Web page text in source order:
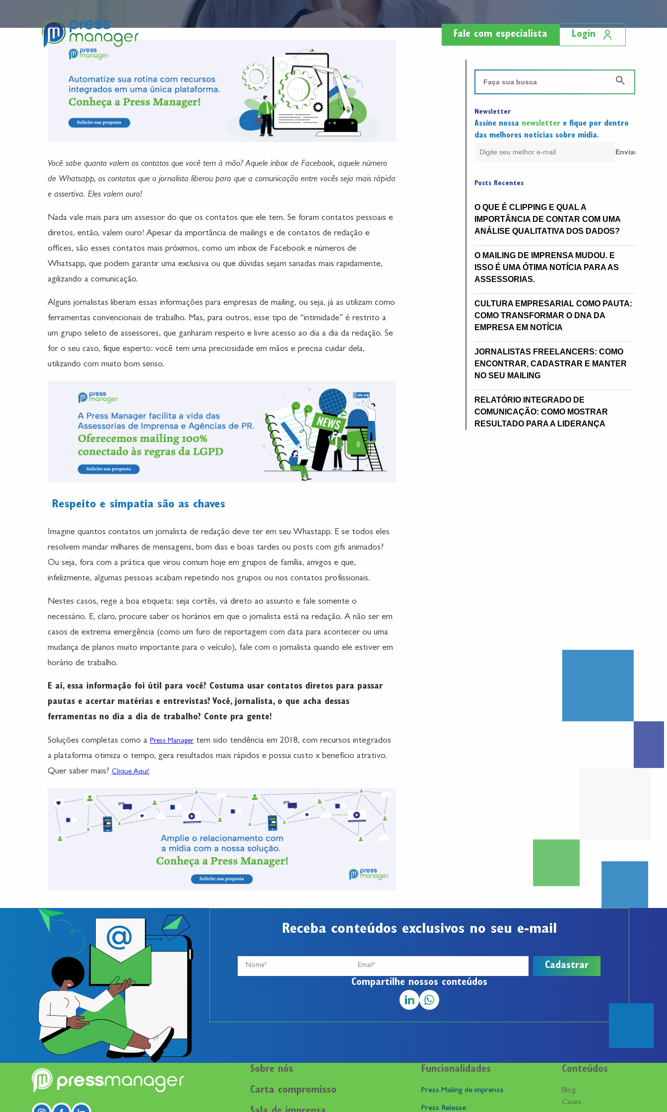
Fale com especialista Login
Você sabe quanto valem os contatos que você tem à mão? Aquele inbox de Facebook, aquele número
de Whatsapp, os contatos que o jornalista liberou para que a comunicação entre vocês seja mais rápida
e assertiva. Eles valem ouro!
Nada vale mais para um assessor do que os contatos que ele tem. Se foram contatos pessoais e
diretos, então, valem ouro! Apesar da importância de mailings e de contatos de redação e
offices, são esses contatos mais próximos, como um inbox de Facebook e números de
Whatsapp, que podem garantir uma exclusiva ou que dúvidas sejam sanadas mais rapidamente,
agilizando a comunicação.
Alguns jornalistas liberam essas informações para empresas de mailing, ou seja, já as utilizam como
ferramentas convencionais de trabalho. Mas, para outros, esse tipo de “intimidade” é restrito a
um grupo seleto de assessores, que ganharam respeito e livre acesso ao dia a dia da redação. Se
for o seu caso, fique esperto: você tem uma preciosidade em mãos e precisa cuidar dela,
utilizando com muito bom senso.
Respeito e simpatia são as chaves
Imagine quantos contatos um jornalista de redação deve ter em seu Whastapp. E se todos eles
resolvem mandar milhares de mensagens, bom dias e boas tardes ou posts com gifs animados?
Ou seja, fora com a prática que virou comum hoje em grupos de família, amigos e que,
infelizmente, algumas pessoas acabam repetindo nos grupos ou nos contatos profissionais.
Nestes casos, rege a boa etiqueta: seja cortês, vá direto ao assunto e fale somente o
necessário. E, claro, procure saber os horários em que o jornalista está na redação. A não ser em
casos de extrema emergência (como um furo de reportagem com data para acontecer ou uma
mudança de planos muito importante para o veículo), fale com o jornalista quando ele estiver em
horário de trabalho.
E aí, essa informação foi útil para você? Costuma usar contatos diretos para passar
pautas e acertar matérias e entrevistas? Você, jornalista, o que acha dessas
ferramentas no dia a dia de trabalho? Conte pra gente!
Soluções completas como a Press Managertem sido tendência em 2018, com recursos integrados
a plataforma otimiza o tempo, gera resultados mais rápidos e possui custo x benefício atrativo.
Quer saber mais? Clique Aqui!
Newsletter
Assine nossa newslettere fique por dentro
das melhores notícias sobre mídia.
Posts Recentes
O QUE É CLIPPING E QUAL A
IMPORTÂNCIA DE CONTAR COM UMA
ANÁLISE QUALITATIVA DOS DADOS?
O MAILING DE IMPRENSA MUDOU. E
ISSO É UMA ÓTIMA NOTÍCIA PARA AS
ASSESSORIAS.
CULTURA EMPRESARIAL COMO PAUTA:
COMO TRANSFORMAR O DNA DA
EMPRESA EM NOTÍCIA
JORNALISTAS FREELANCERS: COMO
ENCONTRAR, CADASTRAR E MANTER
NO SEU MAILING
RELATÓRIO INTEGRADO DE
COMUNICAÇÃO: COMO MOSTRAR
RESULTADO PARA A LIDERANÇA
Receba conteúdos exclusivos no seu e-mail
Compartilhe nossos conteúdos
Sobre nós
Carta compromisso
Funcionalidades
Press Mailing de imprensa
Press Release
Conteúdos
Blog
Cases